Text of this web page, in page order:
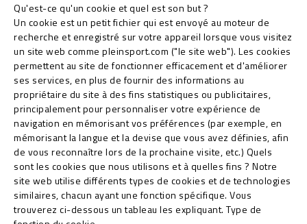
Qu'est-ce qu'un cookie et quel est son but ?
Un cookie est un petit fichier qui est envoyé au moteur de
recherche et enregistré sur votre appareil lorsque vous visitez
un site web comme pleinsport.com ("le site web"). Les cookies
permettent au site de fonctionner efficacement et d'améliorer
ses services, en plus de fournir des informations au
propriétaire du site à des fins statistiques ou publicitaires,
principalement pour personnaliser votre expérience de
navigation en mémorisant vos préférences (par exemple, en
mémorisant la langue et la devise que vous avez définies, afin
de vous reconnaître lors de la prochaine visite, etc.) Quels
sont les cookies que nous utilisons et à quelles fins ? Notre
site web utilise différents types de cookies et de technologies
similaires, chacun ayant une fonction spécifique. Vous
trouverez ci-dessous un tableau les expliquant. Type de